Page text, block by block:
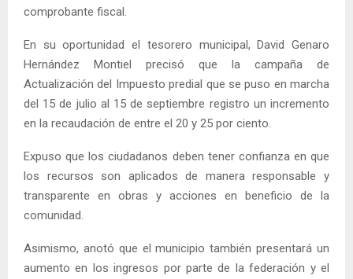
comprobante fiscal.
En su oportunidad el tesorero municipal, David Genaro
Hernández Montiel precisó que la campaña de
Actualización del Impuesto predial que se puso en marcha
del 15 de julio al 15 de septiembre registro un incremento
en la recaudación de entre el 20 y 25 por ciento.
Expuso que los ciudadanos deben tener confianza en que
los recursos son aplicados de manera responsable y
transparente en obras y acciones en beneficio de la
comunidad.
Asimismo, anotó que el municipio también presentará un
aumento en los ingresos por parte de la federación y el